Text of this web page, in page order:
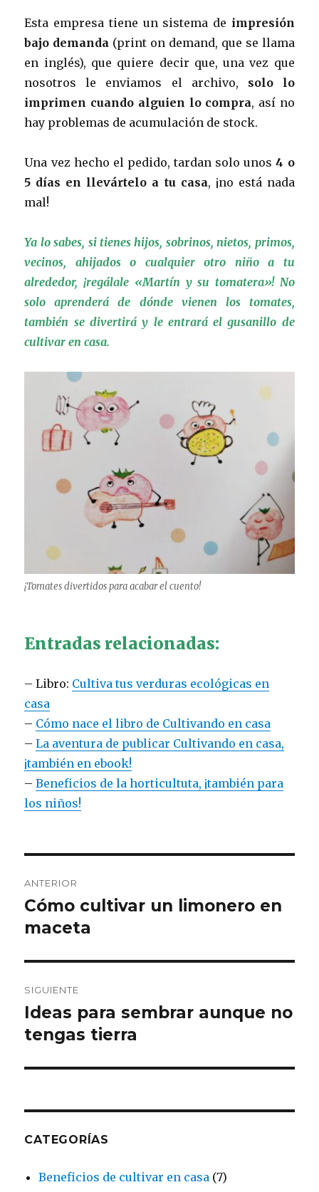
Esta empresa tiene un sistema de impresión
bajo demanda (print on demand, que se llama
en inglés), que quiere decir que, una vez que
nosotros le enviamos el archivo, solo lo
imprimen cuando alguien lo compra, así no
hay problemas de acumulación de stock.
Una vez hecho el pedido, tardan solo unos4 o
5 días en llevártelo a tu casa, ¡no está nada
mal!
Ya lo sabes, si tienes hijos, sobrinos, nietos, primos,
vecinos, ahijados o cualquier otro niño a tu
alrededor, ¡regálale «Martín y su tomatera»! No
solo aprenderá de dónde vienen los tomates,
también se divertirá y le entrará el gusanillo de
cultivar en casa.
¡Tomates divertidos para acabar el cuento!
Entradas relacionadas:
– Libro: Cultiva tus verduras ecológicas en
casa
– Cómo nace el libro de Cultivando en casa
–La aventura de publicar Cultivando en casa,
¡también en ebook!
–Beneficios de la horticultuta, ¡también para
los niños!
de
entradas
ANTERIOR
Entrada
anterior:
Cómo cultivar un limonero en
maceta
SIGUIENTE
Entrada
siguiente:
Ideas para sembrar aunque no
tengas tierra
CATEGORÍAS
Beneficios de cultivar en casa (7)